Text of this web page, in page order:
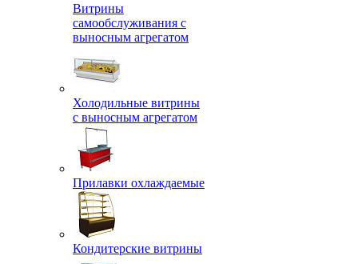
Витрины
самообслуживания с
выносным агрегатом
Холодильные витрины
с выносным агрегатом
Прилавки охлаждаемые
Кондитерские витрины